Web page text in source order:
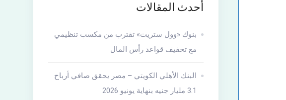
أحدث المقالات
بنوك «وول ستريت» تقترب من مكسب تنظيمي
مع تخفيف قواعد رأس المال
البنك الأهلي الكويتي – مصر يحقق صافي أرباح
3.1 مليار جنيه بنهاية يونيو 2026